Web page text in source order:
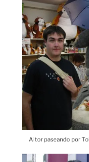
Aitor paseando por